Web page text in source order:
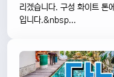
리겠습니다. 구성 화이트 톤
입니다.&nbsp...